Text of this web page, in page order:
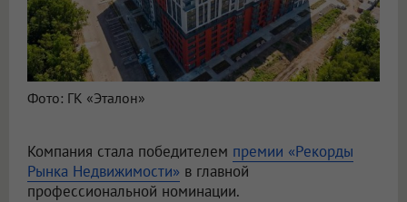
Фото: ГК «Эталон»
Компания стала победителем премии «Рекорды
Рынка Недвижимости» в главной
профессиональной номинации.